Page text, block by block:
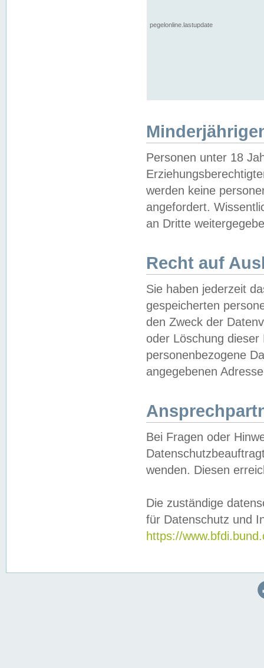
pegelonline.lastupdate
Personen unter 18
werden keine
angefordert.
an Dritte
Recht auf
Sie haben jederzeit
gespeicherten
den Zweck der
oder Löschung
personenbezogene
angegebenen
Bei Fragen oder
wenden. Diesen
Die zuständige
für Datenschutz und
https://